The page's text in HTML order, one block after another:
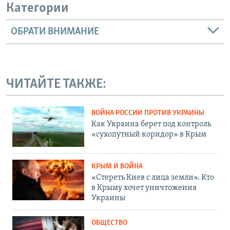
Категории
ОБРАТИ ВНИМАНИЕ
ЧИТАЙТЕ ТАКЖЕ:
ВОЙНА РОССИИ ПРОТИВ УКРАИНЫ
Как Украина берет под контроль
«сухопутный коридор» в Крым
КРЫМ И ВОЙНА
«Стереть Киев с лица земли». Кто
в Крыму хочет уничтожения
Украины
ОБЩЕСТВО